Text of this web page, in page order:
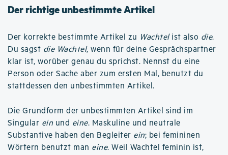
Der richtige unbestimmte Artikel
Der korrekte bestimmte Artikel zu Wachtelist also die.
Du sagst die Wachtel, wenn für deine Gesprächspartner
klar ist, worüber genau du sprichst. Nennst du eine
Person oder Sache aber zum ersten Mal, benutzt du
stattdessen den unbestimmten Artikel.
Die Grundform der unbestimmten Artikel sind im
Singular ein und eine. Maskuline und neutrale
Substantive haben den Begleiter ein; bei femininen
Wörtern benutzt man eine. Weil Wachtel feminin ist,